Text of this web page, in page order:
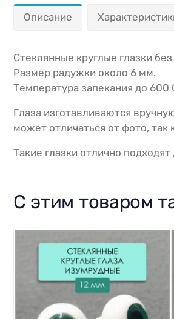
Описание
Стеклянные круглые глазки
Размер радужки около 6 мм.
Температура запекания до 600
Глаза изготавливаются
может отличаться от фото,
Такие глазки отлично
С этим товаром